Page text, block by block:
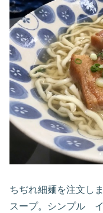
ちぢれ細麺を注文し
スープ。シンプル